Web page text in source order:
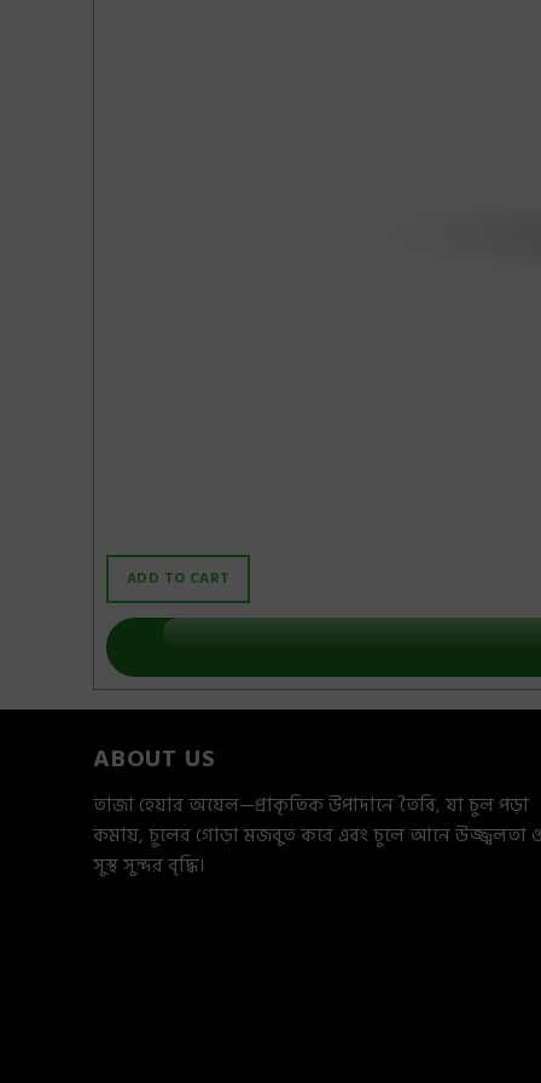
ADD TO CART
ABOUT US
তাজা হেয়ার অয়েল—প্রাকৃতিক উপাদানে তৈরি, যা চুল পড়া
কমায়, চুলের গোড়া মজবুত করে এবং চুলে আনে উজ্জ্বলতা ও
সুস্থ সুন্দর বৃদ্ধি।